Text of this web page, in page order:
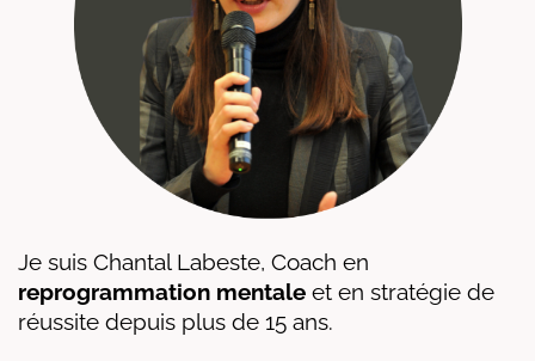
Je suis Chantal Labeste, Coach en
reprogrammation mentale et en stratégie de
réussite depuis plus de 15 ans.